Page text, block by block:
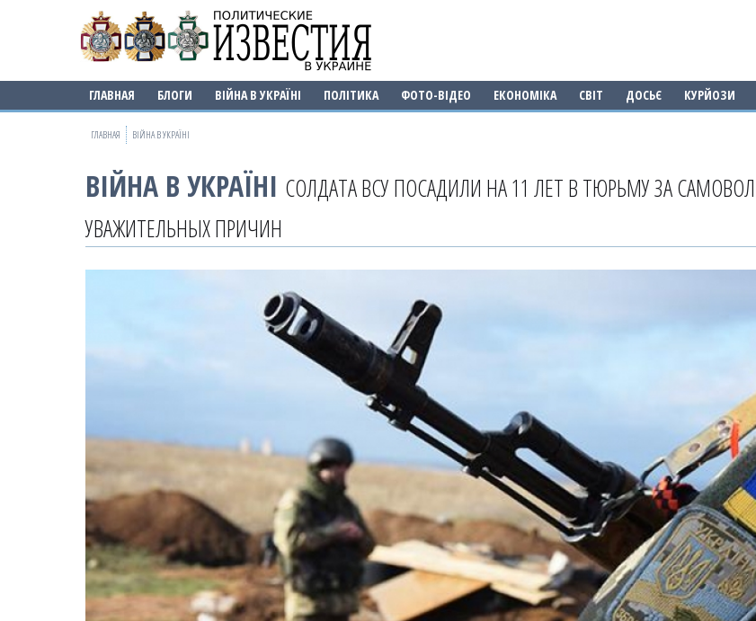
ГЛАВНАЯ БЛОГИ ВІЙНА В УКРАЇНІ ПОЛІТИКА ФОТО-ВІДЕО ЕКОНОМІКА СВІТ ДОСЬЄ КУРЙОЗИ
ГЛАВНАЯ ВІЙНА В УКРАЇНІ
ВІЙНА В УКРАЇНІ СОЛДАТА ВСУ ПОСАДИЛИ НА 11 ЛЕТ В ТЮРЬМУ ЗА
УВАЖИТЕЛЬНЫХ ПРИЧИН